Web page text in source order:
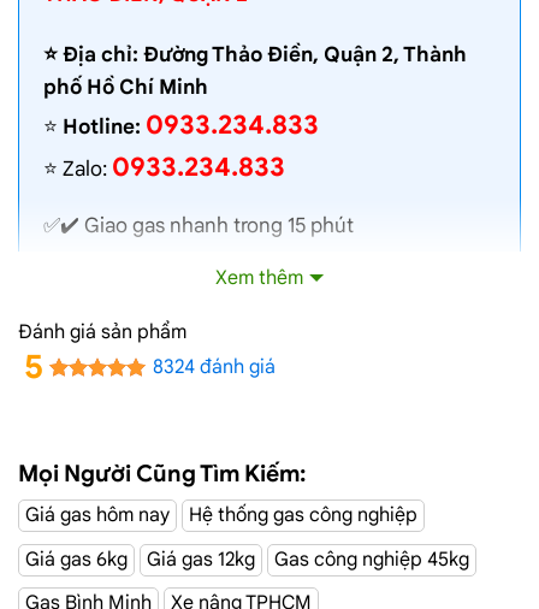
⭐️ Địa chỉ: Đường Thảo Điền, Quận 2, Thành
phố Hồ Chí Minh
⭐️ Hotline: 0933.234.833
⭐️ Zalo: 0933.234.833
✅✔️ Giao gas nhanh trong 15 phút
✅✔️ Gas đủ ký, chất lượng cao, bình gas được
kiểm định định kỳ
✅✔️ Bán gas đúng giá niêm yết trên web
✅✔️ Giao gas và lắp đặt miễn phí
Đại Lý Gas Đường Thảo Điền, Quận 2
Giao Gas Sài Gònvới hệ thống hơn 100 cửa hàng tại
Xem thêm
Đánh giá sản phẩm
5 8324 đánh giá
Mọi Người Cũng Tìm Kiếm:
Giá gas hôm nay
Hệ thống gas công nghiệp
Giá gas 6kg
Giá gas 12kg
Gas công nghiệp 45kg
Gas Bình Minh
Xe nâng TPHCM